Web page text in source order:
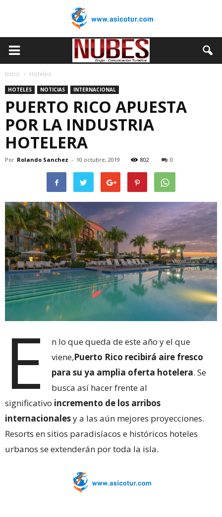
Inicio Hoteles
HOTELES NOTICIAS INTERNACIONAL
PUERTO RICO APUESTA
POR LA INDUSTRIA
HOTELERA
Por Rolando Sanchez - 10 octubre, 2019 802 0
E
n lo que queda de este año y el que
viene,Puerto Rico recibirá aire fresco
para su ya amplia oferta hotelera. Se
busca así hacer frente al
significativo incremento de los arribos
internacionalesy a las aún mejores proyecciones.
Resorts en sitios paradisíacos e históricos hoteles
urbanos se extenderán por toda la isla.